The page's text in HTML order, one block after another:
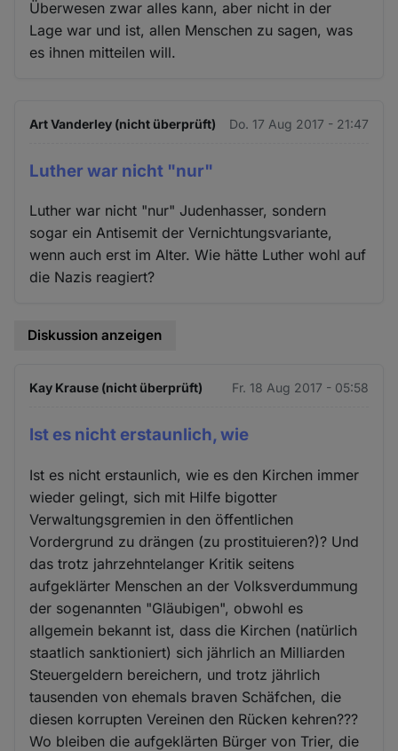
Überwesen zwar alles kann, aber nicht in der
Lage war und ist, allen Menschen zu sagen, was
es ihnen mitteilen will.
Art Vanderley (nicht überprüft) Do. 17 Aug 2017 - 21:47
Luther war nicht "nur"
Luther war nicht "nur" Judenhasser, sondern
sogar ein Antisemit der Vernichtungsvariante,
wenn auch erst im Alter. Wie hätte Luther wohl auf
die Nazis reagiert?
Diskussion anzeigen
Kay Krause (nicht überprüft) Fr. 18 Aug 2017 - 05:58
Ist es nicht erstaunlich, wie
Ist es nicht erstaunlich, wie es den Kirchen immer
wieder gelingt, sich mit Hilfe bigotter
Verwaltungsgremien in den öffentlichen
Vordergrund zu drängen (zu prostituieren?)? Und
das trotz jahrzehntelanger Kritik seitens
aufgeklärter Menschen an der Volksverdummung
der sogenannten "Gläubigen", obwohl es
allgemein bekannt ist, dass die Kirchen (natürlich
staatlich sanktioniert) sich jährlich an Milliarden
Steuergeldern bereichern, und trotz jährlich
tausenden von ehemals braven Schäfchen, die
diesen korrupten Vereinen den Rücken kehren???
Wo bleiben die aufgeklärten Bürger von Trier, die